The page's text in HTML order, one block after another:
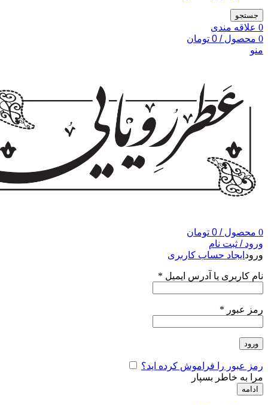
جستجو
0 علاقه مندی
0 محصول /
0 تومان
منو
0 محصول /
0 تومان
ورود / ثبت نام
ورود ایجاد حساب کاربری
نام کاربری یا آدرس ایمیل *
رمز عبور *
ورود
رمز عبور را فراموش کرده اید؟
مرا به خاطر بسپار
ادامه